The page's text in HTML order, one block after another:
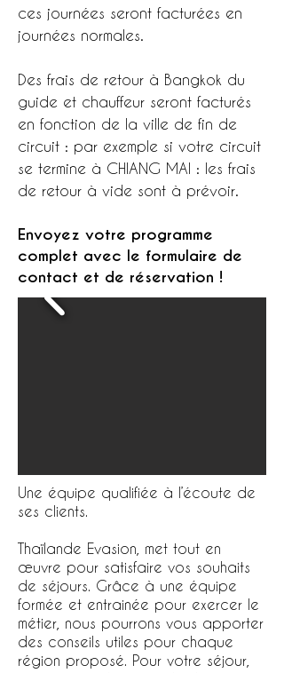
ces journées seront facturées en
journées normales.
Des frais de retour à Bangkok du
guide et chauffeur seront facturés
en fonction de la ville de fin de
circuit : par exemple si votre circuit
se termine à CHIANG MAI : les frais
de retour à vide sont à prévoir.
Envoyez votre programme
complet avec le formulaire de
contact et de réservation !
Une équipe qualifiée à l’écoute de
ses clients.
Thaïlande Evasion, met tout en
œuvre pour satisfaire vos souhaits
de séjours. Grâce à une équipe
formée et entrainée pour exercer le
métier, nous pourrons vous apporter
des conseils utiles pour chaque
région proposé. Pour votre séjour,